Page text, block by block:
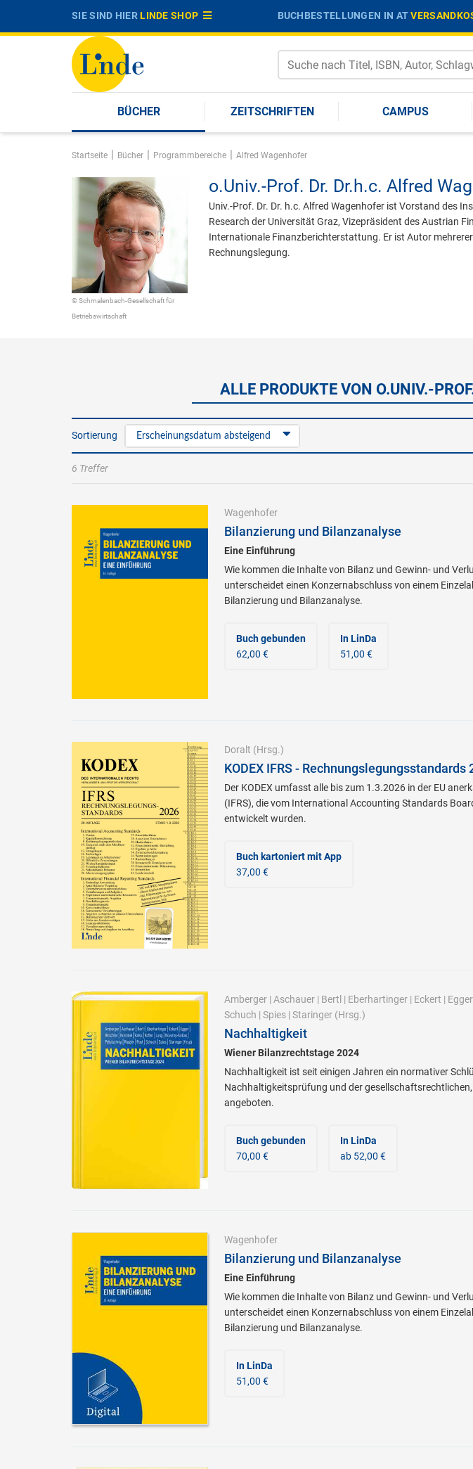
SIE SIND HIERLINDE SHOP BUCHBESTELLUNGEN IN AT
BÜCHER ZEITSCHRIFTEN CAMPUS
Startseite | Bücher | Programmbereiche | Alfred Wagenhofer
© Schmalenbach-Gesellschaft für
Betriebswirtschaft
o.Univ.-Prof. Dr. Dr.h.c. Alfred
Univ.-Prof. Dr. Dr. h.c. Alfred Wagenhofer ist Vorstand des
Research der Universität Graz, Vizepräsident des Austrian
Internationale Finanzberichterstattung. Er ist Autor
Rechnungslegung.
ALLE PRODUKTE VON O.UNIV.-
Sortierung Erscheinungsdatum absteigend
6 Treffer
Wagenhofer
Bilanzierung und Bilanzanalyse
Eine Einführung
Wie kommen die Inhalte von Bilanz und Gewinn- und
unterscheidet einen Konzernabschluss von einem
Bilanzierung und Bilanzanalyse.
Buch gebunden
62,00 €
In LinDa
51,00 €
Doralt (Hrsg.)
KODEX IFRS - Rechnungslegungsstandards
Der KODEX umfasst alle bis zum 1.3.2026 in der EU
(IFRS), die vom International Accounting Standards
entwickelt wurden.
Buch kartoniertmit App
37,00 €
Amberger| Aschauer| Bertl | Eberhartinger| Eckert | Egger
Schuch | Spies| Staringer(Hrsg.)
Nachhaltigkeit
Wiener Bilanzrechtstage 2024
Nachhaltigkeit ist seit einigen Jahren ein normativer
Nachhaltigkeitsprüfung und der
angeboten.
Buch gebunden
70,00 €
In LinDa
ab 52,00 €
Wagenhofer
Bilanzierung und Bilanzanalyse
Eine Einführung
Wie kommen die Inhalte von Bilanz und Gewinn- und
unterscheidet einen Konzernabschluss von einem
Bilanzierung und Bilanzanalyse.
In LinDa
51,00 €